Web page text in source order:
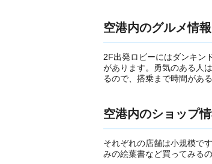
空港内のグルメ情報
2F出発ロビーにはダンキン
があります。勇気のある人
るので、搭乗まで時間があ
空港内のショップ
それぞれの店舗は小規模で
みの絵葉書など買ってみる